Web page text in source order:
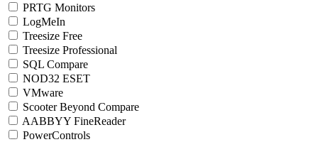
PRTG Monitors
LogMeIn
Treesize Free
Treesize Professional
SQL Compare
NOD32 ESET
VMware
Scooter Beyond Compare
AABBYY FineReader
PowerControls